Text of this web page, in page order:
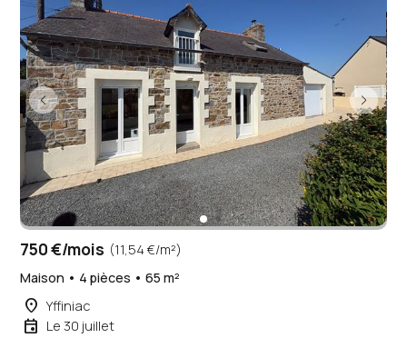
750 €/mois (11,54 €/m²)
Maison • 4 pièces • 65 m²
place Yffiniac
event Le 30 juillet